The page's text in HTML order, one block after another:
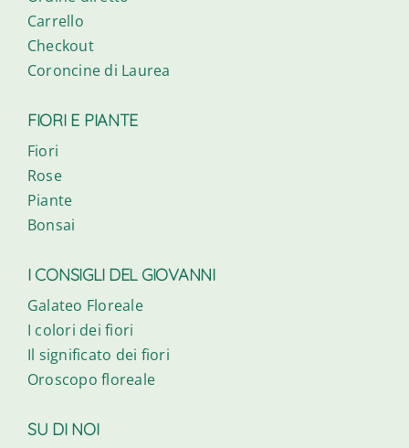
Carrello
Checkout
Coroncine di Laurea
FIORI E PIANTE
Fiori
Rose
Piante
Bonsai
I CONSIGLI DEL GIOVANNI
Galateo Floreale
I colori dei fiori
Il significato dei fiori
Oroscopo floreale
SU DI NOI